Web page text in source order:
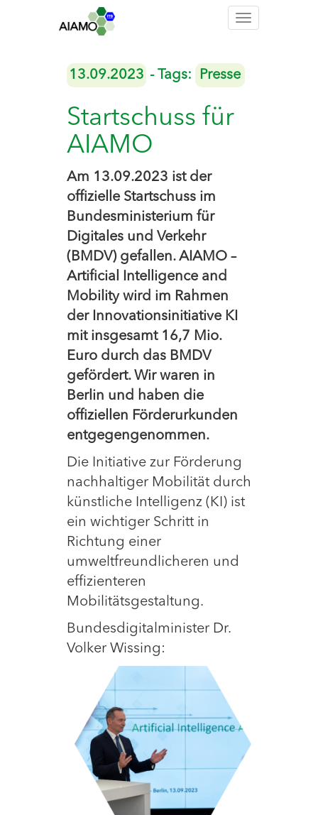
Toggle
13.09.2023 - Tags: Presse
Startschuss für
AIAMO
Am 13.09.2023 ist der
offizielle Startschuss im
Bundesministerium für
Digitales und Verkehr
(BMDV) gefallen. AIAMO –
Artificial Intelligence and
Mobility wird im Rahmen
der Innovationsinitiative KI
mit insgesamt 16,7 Mio.
Euro durch das BMDV
gefördert. Wir waren in
Berlin und haben die
offiziellen Förderurkunden
entgegengenommen.
Die Initiative zur Förderung
nachhaltiger Mobilität durch
künstliche Intelligenz (KI) ist
ein wichtiger Schritt in
Richtung einer
umweltfreundlicheren und
effizienteren
Mobilitätsgestaltung.
Bundesdigitalminister Dr.
Volker Wissing: